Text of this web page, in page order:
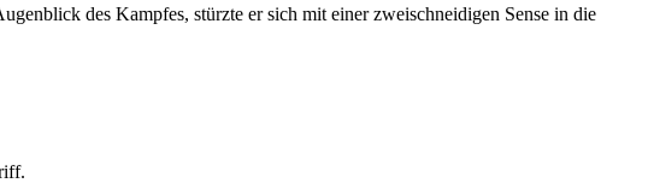
des Kampfes, stürzte er sich mit einer zweischneidigen Sense in die